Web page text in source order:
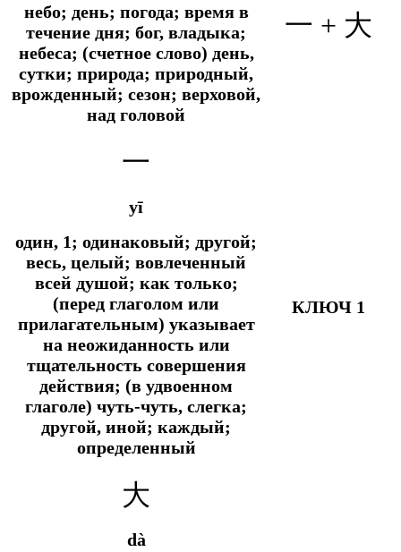
небо; день; погода; время в
течение дня; бог, владыка;
небеса; (счетное слово) день,
сутки; природа; природный,
врожденный; сезон; верховой,
над головой
一 + 大
一
yī
один, 1; одинаковый; другой;
весь, целый; вовлеченный
всей душой; как только;
(перед глаголом или
прилагательным) указывает
на неожиданность или
тщательность совершения
действия; (в удвоенном
глаголе) чуть-чуть, слегка;
другой, иной; каждый;
определенный
КЛЮЧ 1
大
dà